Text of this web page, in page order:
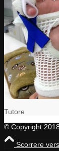
Tutore
© Copyright
Scorrere